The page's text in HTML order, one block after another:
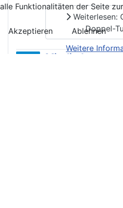
Weiterlesen:
Doppel-
alle Funktionalitäten der Seite
Akzeptieren
Ablehnen
Weitere